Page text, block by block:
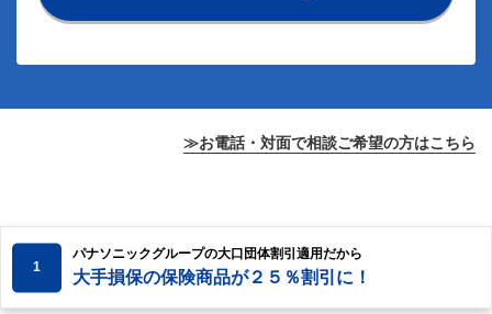
≫お電話・対面で相談ご希望の方はこちら
1
パナソニックグループの大口団体割引適用だから
大手損保の保険商品が２５％割引に！